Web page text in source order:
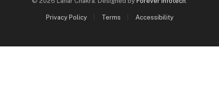
Privacy Policy Terms Accessibility